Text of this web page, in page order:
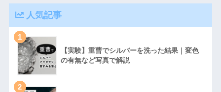
人気記事
1
【実験】重曹でシルバーを洗った結果｜変色
の有無など写真で解説
2